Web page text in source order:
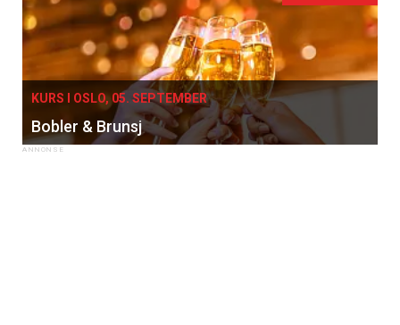
KURS I OSLO, 05. SEPTEMBER
Bobler & Brunsj